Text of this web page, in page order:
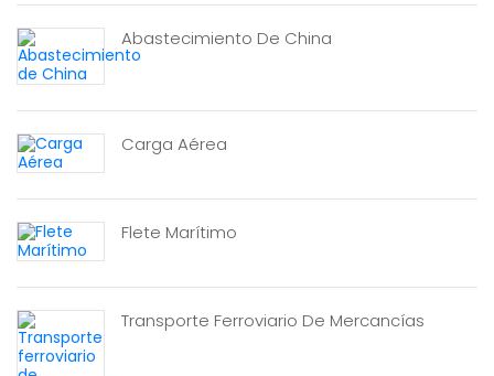
Abastecimiento De China
Carga Aérea
Flete Marítimo
Transporte Ferroviario De Mercancías